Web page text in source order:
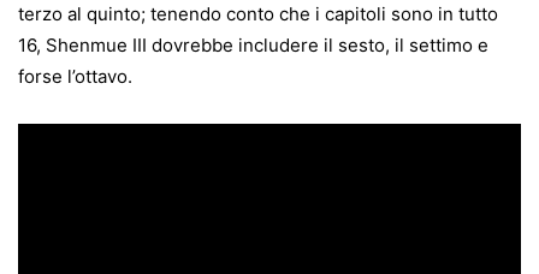
terzo al quinto; tenendo conto che i capitoli sono in tutto
16, Shenmue III dovrebbe includere il sesto, il settimo e
forse l’ottavo.